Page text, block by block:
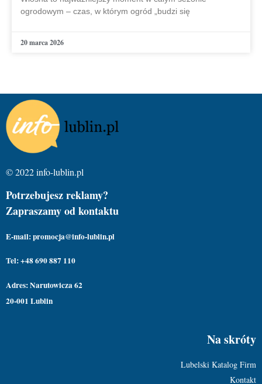
ogrodowym – czas, w którym ogród „budzi się
20 marca 2026
© 2022 info-lublin.pl
Potrzebujesz reklamy?
Zapraszamy od kontaktu
E-mail: promocja@info-lublin.pl
Tel: +48 690 887 110
Adres: Narutowicza 62
20-001 Lublin
Na skróty
Lubelski Katalog Firm
Kontakt